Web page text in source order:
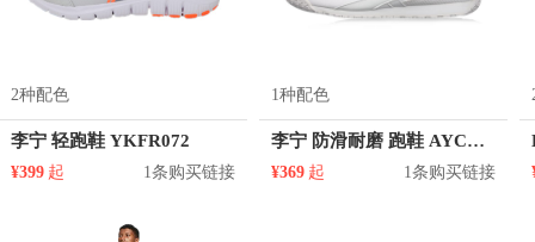
2种配色
李宁 轻跑鞋 YKFR072
¥399 起 1条购买链接
1种配色
李宁 防滑耐磨 跑鞋 AYCL003
¥369 起 1条购买链接